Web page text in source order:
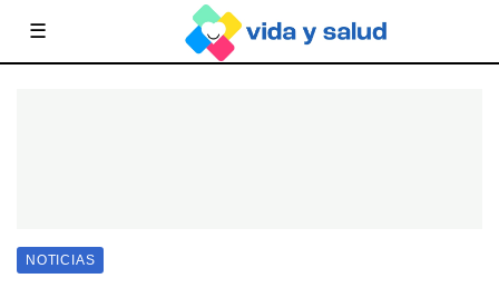
☰
NOTICIAS